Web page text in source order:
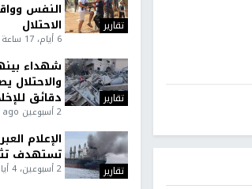
تقارير
النفس
الاحتلال
6 أيام، 17 ساعة ago
تقارير
شهداء
والاحتلال
دقائق
2 أسبوعين ago
تقارير
الإعلام
تستهدف
2 أسبوعين، 4 أيام ago